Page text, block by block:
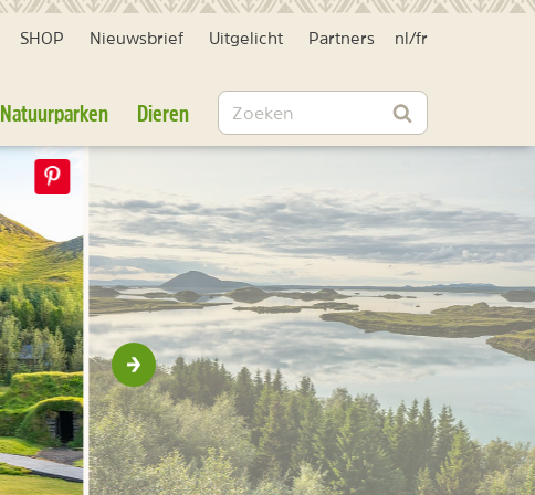
SHOP Nieuwsbrief Uitgelicht Partners nl /fr
Natuurparken Dieren Zoeken
Zoeken
Volgende